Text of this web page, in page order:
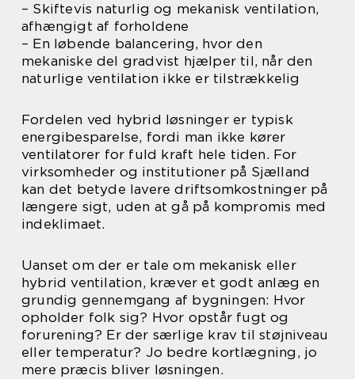
– Skiftevis naturlig og mekanisk ventilation,
afhængigt af forholdene
– En løbende balancering, hvor den
mekaniske del gradvist hjælper til, når den
naturlige ventilation ikke er tilstrækkelig
Fordelen ved hybrid løsninger er typisk
energibesparelse, fordi man ikke kører
ventilatorer for fuld kraft hele tiden. For
virksomheder og institutioner på Sjælland
kan det betyde lavere driftsomkostninger på
længere sigt, uden at gå på kompromis med
indeklimaet.
Uanset om der er tale om mekanisk eller
hybrid ventilation, kræver et godt anlæg en
grundig gennemgang af bygningen: Hvor
opholder folk sig? Hvor opstår fugt og
forurening? Er der særlige krav til støjniveau
eller temperatur? Jo bedre kortlægning, jo
mere præcis bliver løsningen.